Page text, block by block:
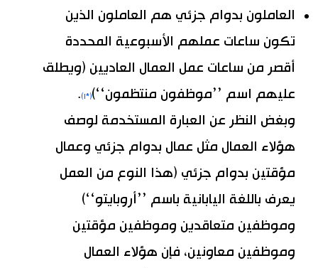
العاملون بدوام جزئي هم العاملون الذين
تكون ساعات عملهم الأسبوعية المحددة
أقصر من ساعات عمل العمال العاديين (ويطلق
عليهم اسم ’’موظفون منتظمون‘‘)(*١)
.
وبغض النظر عن العبارة المستخدمة لوصف
هؤلاء العمال مثل عمال بدوام جزئي وعمال
مؤقتين بدوام جزئي (هذا النوع من العمل
يعرف باللغة اليابانية باسم ’’أروبايتو‘‘)
وموظفين متعاقدين وموظفين مؤقتين
وموظفين معاونين، فإن هؤلاء العمال